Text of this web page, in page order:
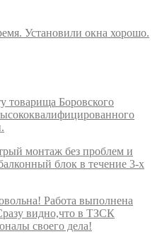
Установили окна хорошо.
товарища Боровского
монтаж без проблем и
блок в течение 3-х
Работа выполнена
видно,что в ТЗСК
своего дела!